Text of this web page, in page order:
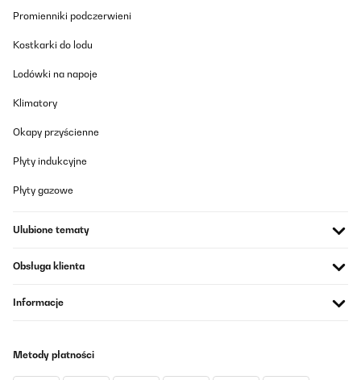
meiner kleinen Bar und bin echt positiv überrascht.Er läuft fast
täglich und hilft mir enorm, Gläser, kleine Teller und Bar-
gleich den großen Gastro-Spüler anwerfen muss.Der Anschluss
klar und ohne Flecken raus, auch wenn’s mal schnell gehen
nach Verschmutzungsgrad. Selbst bei häufigem Einsatz läuft
alles zuverlässig.Für den Preis bekommt man hier richtig gute
Küchen.Klare Empfehlung! Spart Zeit, Platz und Nerven.
Tłumacz
Promienniki podczerwieni
Kostkarki do lodu
Lodówki na napoje
Klimatory
Okapy przyścienne
Płyty indukcyjne
Płyty gazowe
Ulubione tematy
Obsługa klienta
Informacje
Metody płatności